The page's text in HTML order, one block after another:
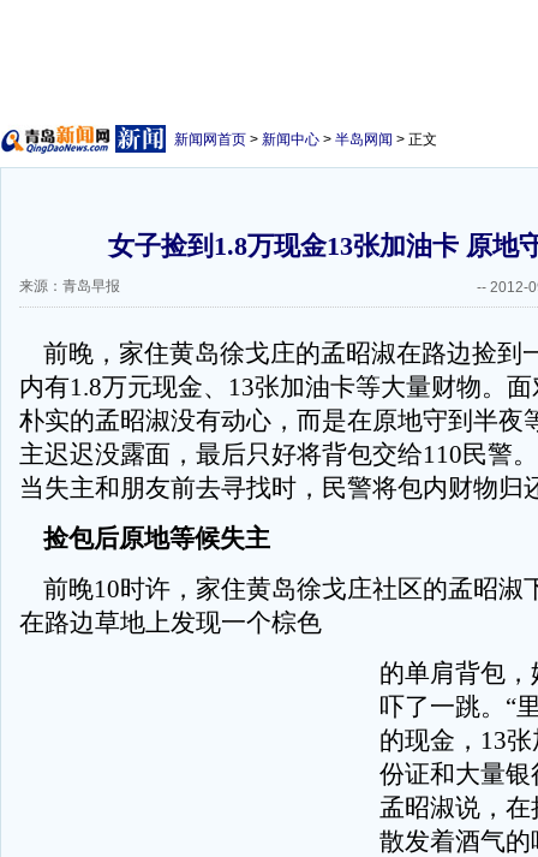
新闻网首页 > 新闻中心 > 半岛网闻 > 正文
女子捡到1.8万现金13张加油卡 原地
来源：青岛早报 -- 2012-
前晚，家住黄岛徐戈庄的孟昭淑在路边捡到
内有1.8万元现金、13张加油卡等大量财物。
朴实的孟昭淑没有动心，而是在原地守到半夜
主迟迟没露面，最后只好将背包交给110民警
当失主和朋友前去寻找时，民警将包内财物归
捡包后原地等候失主
前晚10时许，家住黄岛徐戈庄社区的孟昭淑
在路边草地上发现一个棕色
的单肩背包
吓了一跳。“
的现金，13
份证和大量银
孟昭淑说，
散发着酒气